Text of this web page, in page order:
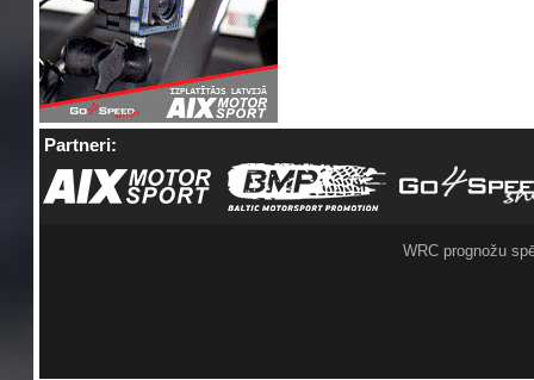
Partneri:
WRC prognožu